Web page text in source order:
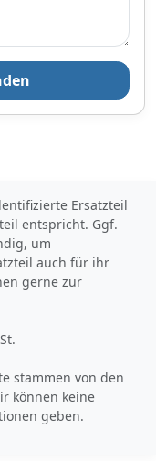
Ersatzteil
entspricht. Ggf.
um
auch für ihr
gerne zur
stammen von den
können keine
geben.